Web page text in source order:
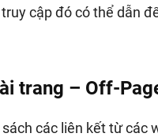
cập đó có thể dẫn
trang – Off-
các liên kết từ các